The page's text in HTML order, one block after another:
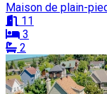
Maison de plain-
11
3
2